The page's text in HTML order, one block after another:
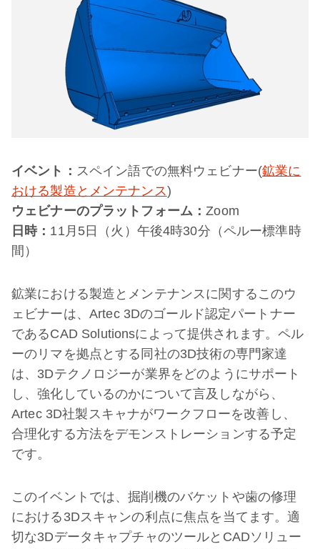
イベント： スペイン語での無料ウェビナー(鉱業に
おける製造とメンテナンス)
ウェビナーのプラットフォーム：Zoom
日時： 11月5日（火）午後4時30分（ペルー標準時
間）
鉱業における製造とメンテナンスに関するこのウ
ェビナーは、Artec 3Dのゴールド認定パートナー
であるCAD Solutionsによって提供されます。ペル
ーのリマを拠点とする同社の3D技術の専門家達
は、3Dテクノロジーが業界をどのようにサポート
し、強化しているのかについて言及しながら、
Artec 3D社製スキャナがワークフローを改善し、
合理化する方法をデモンストレーションする予定
です。
このイベントでは、掘削機のバケットや歯の修理
における3Dスキャンの利点に焦点を当てます。適
切な3DデータキャプチャのツールとCADソリュー